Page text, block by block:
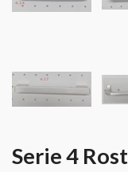
Serie 4